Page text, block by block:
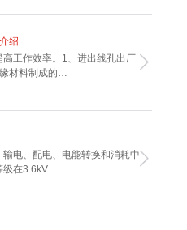
绍
工作效率。1、进出线孔出厂
材料制成的…
电、配电、电能转换和消耗中
级在3.6kV…